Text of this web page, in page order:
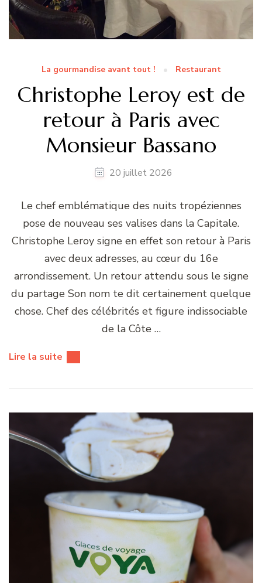
La gourmandise avant tout ! Restaurant
Christophe Leroy est de
retour à Paris avec
Monsieur Bassano
20 juillet 2026
Le chef emblématique des nuits tropéziennes
pose de nouveau ses valises dans la Capitale.
Christophe Leroy signe en effet son retour à Paris
avec deux adresses, au cœur du 16e
arrondissement. Un retour attendu sous le signe
du partage Son nom te dit certainement quelque
chose. Chef des célébrités et figure indissociable
de la Côte …
Lire la suite